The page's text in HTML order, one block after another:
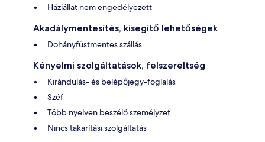
Háziállat nem engedélyezett
Akadálymentesítés, kisegítő lehetőségek
Dohányfüstmentes szállás
Kényelmi szolgáltatások, felszereltség
Kirándulás- és belépőjegy-foglalás
Széf
Több nyelven beszélő személyzet
Nincs takarítási szolgáltatás